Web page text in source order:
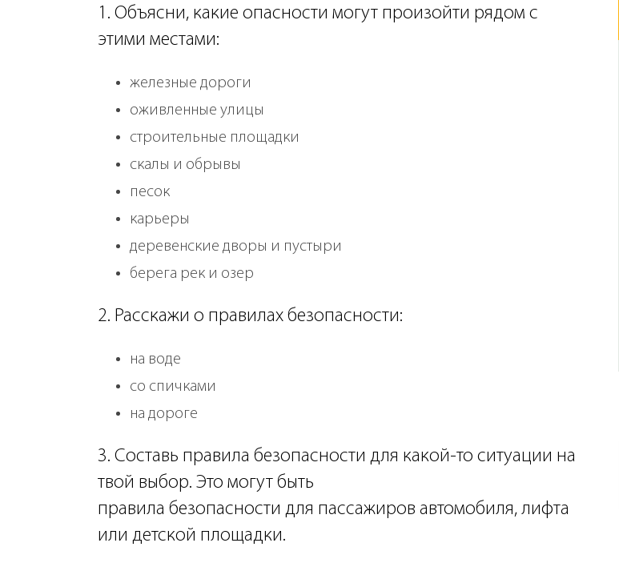
1. Объясни, какие опасности могут произойти рядом с
этими местами:
железные дороги
оживленные улицы
строительные площадки
скалы и обрывы
песок
карьеры
деревенские дворы и пустыри
берега рек и озер
2. Расскажи о правилах безопасности:
на воде
со спичками
на дороге
3. Составь правила безопасности для какой-то ситуации на
твой выбор. Это могут быть
правила безопасности для пассажиров автомобиля, лифта
или детской площадки.